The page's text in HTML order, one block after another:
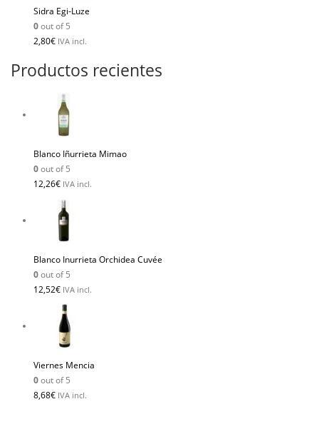
Sidra Egi-Luze
0out of 5
2,80€ IVA incl.
Productos recientes
Blanco Iñurrieta Mimao
0out of 5
12,26€ IVA incl.
Blanco Inurrieta Orchidea Cuvée
0out of 5
12,52€ IVA incl.
Viernes Mencia
0out of 5
8,68€ IVA incl.